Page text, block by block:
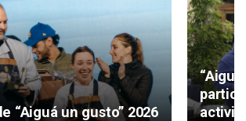
“Aiguá un gusto” 2026